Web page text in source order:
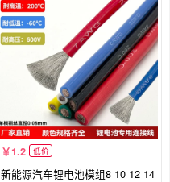
1.2 低价
新能源汽车锂电池模组8 10 12 14